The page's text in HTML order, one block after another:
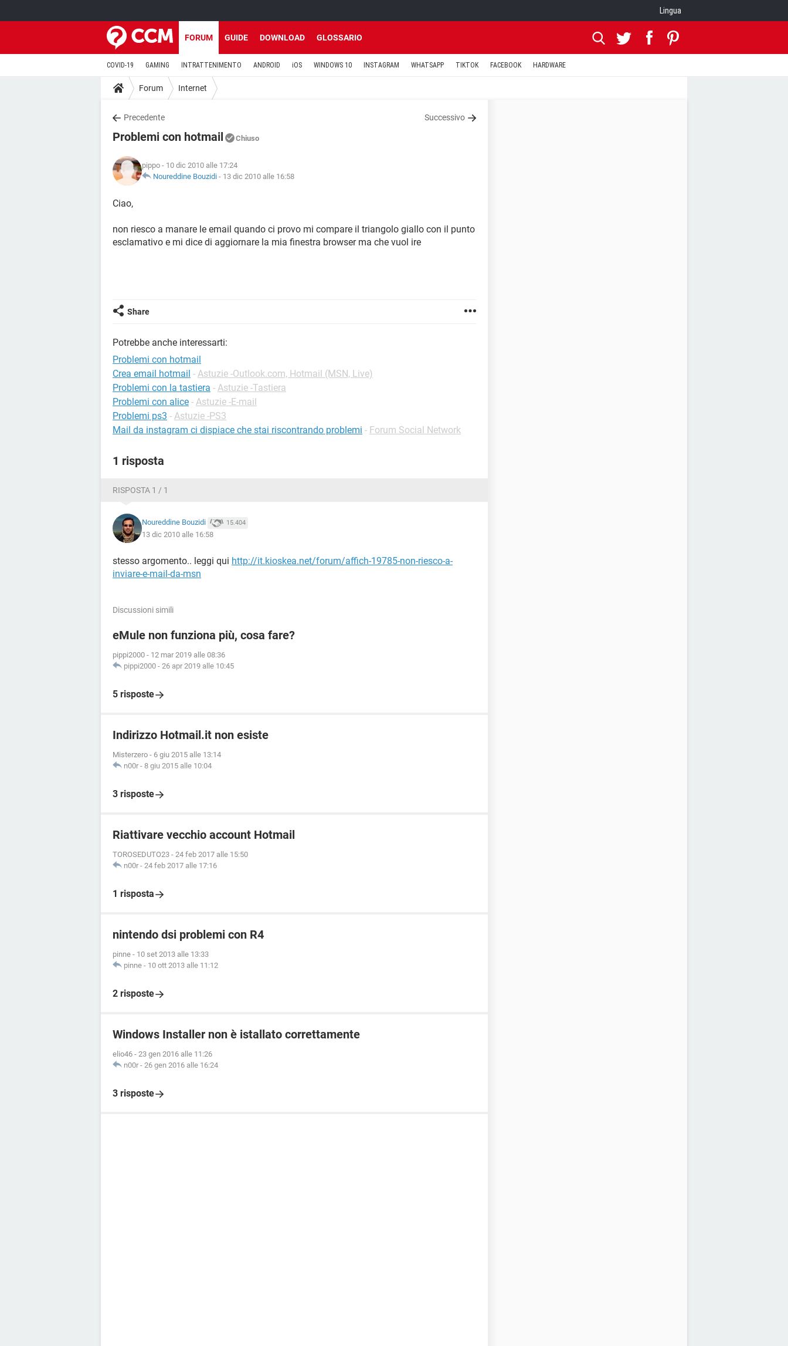
Lingua
FORUM GUIDE DOWNLOAD GLOSSARIO
COVID-19 GAMING INTRATTENIMENTO ANDROID iOS WINDOWS 10 INSTAGRAM WHATSAPP TIKTOK FACEBOOK HARDWARE
Forum Internet
Precedente Successivo
Problemi con hotmail Chiuso
pippo - 10 dic 2010 alle 17:24
Noureddine Bouzidi - 13 dic 2010 alle 16:58
Ciao,
non riesco a manare le email quando ci provo mi compare il triangolo giallo con il punto
esclamativo e mi dice di aggiornare la mia finestra browser ma che vuol ire
Share
Potrebbe anche interessarti:
Problemi con hotmail
Crea email hotmail - Astuzie -Outlook.com, Hotmail (MSN, Live)
Problemi con la tastiera - Astuzie -Tastiera
Problemi con alice - Astuzie -E-mail
Problemi ps3 - Astuzie -PS3
Mail da instagram ci dispiace che stai riscontrando problemi - Forum Social Network
1 risposta
RISPOSTA 1 / 1
Noureddine Bouzidi 15.404
13 dic 2010 alle 16:58
stesso argomento.. leggi qui http://it.kioskea.net/forum/affich-19785-non-riesco-a-
inviare-e-mail-da-msn
Discussioni simili
eMule non funziona più, cosa fare?
pippi2000 - 12 mar 2019 alle 08:36
pippi2000 - 26 apr 2019 alle 10:45
5 risposte
Indirizzo Hotmail.it non esiste
Misterzero - 6 giu 2015 alle 13:14
n00r - 8 giu 2015 alle 10:04
3 risposte
Riattivare vecchio account Hotmail
TOROSEDUTO23 - 24 feb 2017 alle 15:50
n00r - 24 feb 2017 alle 17:16
1 risposta
nintendo dsi problemi con R4
pinne - 10 set 2013 alle 13:33
pinne - 10 ott 2013 alle 11:12
2 risposte
Windows Installer non è istallato correttamente
elio46 - 23 gen 2016 alle 11:26
n00r - 26 gen 2016 alle 16:24
3 risposte